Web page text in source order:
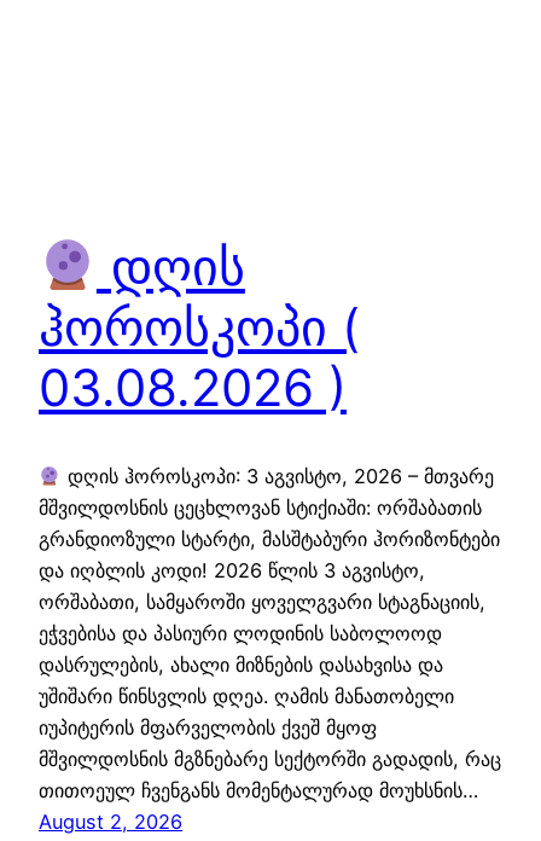
დღის
ჰოროსკოპი (
03.08.2026 )
დღის ჰოროსკოპი: 3 აგვისტო, 2026 – მთვარე
მშვილდოსნის ცეცხლოვან სტიქიაში: ორშაბათის
გრანდიოზული სტარტი, მასშტაბური ჰორიზონტები
და იღბლის კოდი! 2026 წლის 3 აგვისტო,
ორშაბათი, სამყაროში ყოველგვარი სტაგნაციის,
ეჭვებისა და პასიური ლოდინის საბოლოოდ
დასრულების, ახალი მიზნების დასახვისა და
უშიშარი წინსვლის დღეა. ღამის მანათობელი
იუპიტერის მფარველობის ქვეშ მყოფ
მშვილდოსნის მგზნებარე სექტორში გადადის, რაც
თითოეულ ჩვენგანს მომენტალურად მოუხსნის…
August 2, 2026